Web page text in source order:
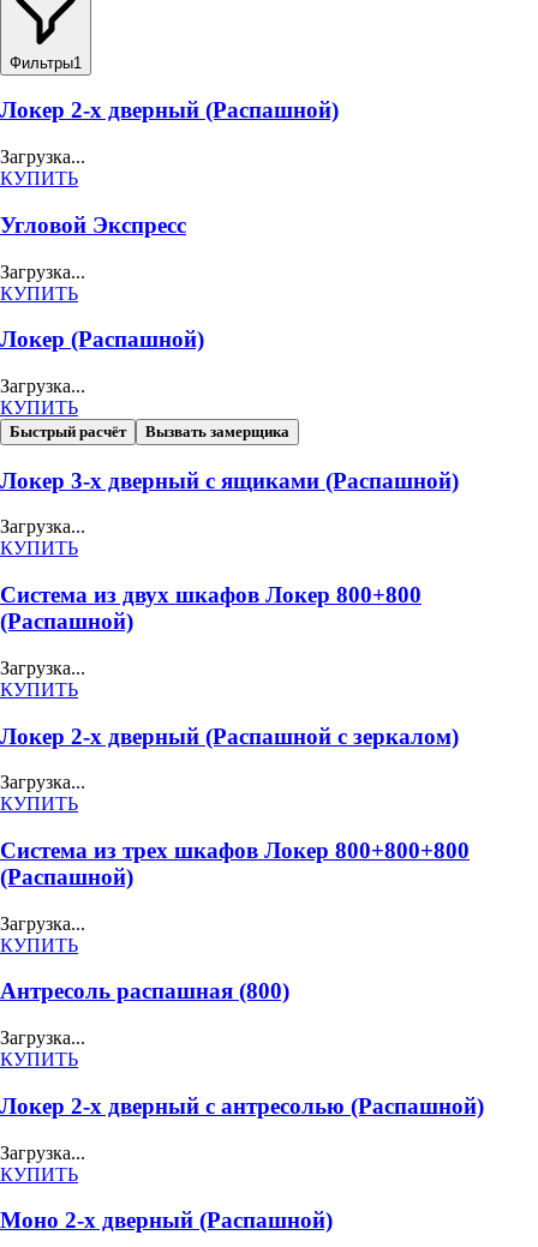
Фильтры1
Локер 2-х дверный (Распашной)
Загрузка...
КУПИТЬ
Угловой Экспресс
Загрузка...
КУПИТЬ
Локер (Распашной)
Загрузка...
КУПИТЬ
Быстрый расчёт Вызвать замерщика
Локер 3-х дверный с ящиками (Распашной)
Загрузка...
КУПИТЬ
Система из двух шкафов Локер 800+800
(Распашной)
Загрузка...
КУПИТЬ
Локер 2-х дверный (Распашной с зеркалом)
Загрузка...
КУПИТЬ
Система из трех шкафов Локер 800+800+800
(Распашной)
Загрузка...
КУПИТЬ
Антресоль распашная (800)
Загрузка...
КУПИТЬ
Локер 2-х дверный с антресолью (Распашной)
Загрузка...
КУПИТЬ
Моно 2-х дверный (Распашной)